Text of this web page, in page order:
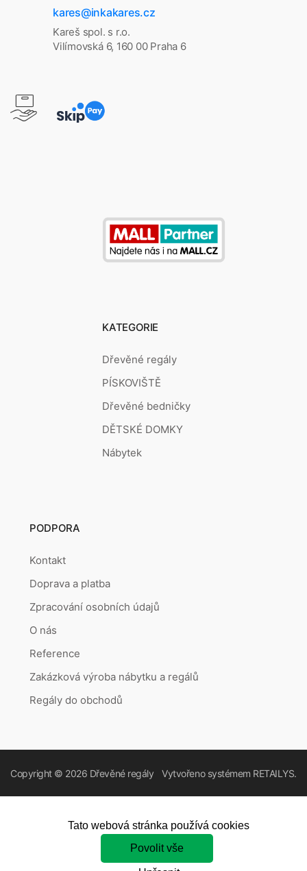
kares@inkakares.cz
Kareš spol. s r.o.
Vilímovská 6, 160 00 Praha 6
KATEGORIE
Dřevěné regály
PÍSKOVIŠTĚ
Dřevěné bedničky
DĚTSKÉ DOMKY
Nábytek
PODPORA
Kontakt
Doprava a platba
Zpracování osobních údajů
O nás
Reference
Zakázková výroba nábytku a regálů
Regály do obchodů
Copyright © 2026 Dřevěné regály Vytvořeno systémem RETAILYS.
Tato webová stránka používá cookies
Povolit vše